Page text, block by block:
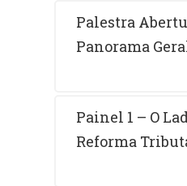
Palestra
Panorama
Painel 1 – O
Reforma